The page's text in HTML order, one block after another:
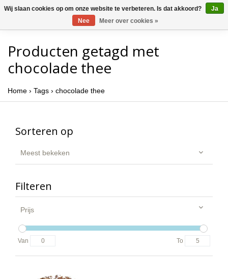
Producten getagd met
chocolade thee
Home › Tags › chocolade thee
Sorteren op
Meest bekeken
Filteren
Prijs
Van To
Wij slaan cookies op om onze website te verbeteren. Is dat akkoord?
Ja
Nee
Meer over cookies »